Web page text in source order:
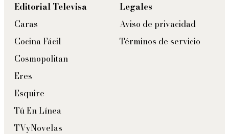
Editorial Televisa
Caras
Cocina Fácil
Cosmopolitan
Eres
Esquire
Tú En Línea
TVyNovelas
Legales
Aviso de privacidad
Términos de servicio